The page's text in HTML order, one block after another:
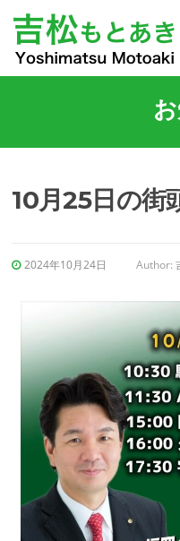
10月25日の街
2024年10月24日 Author: